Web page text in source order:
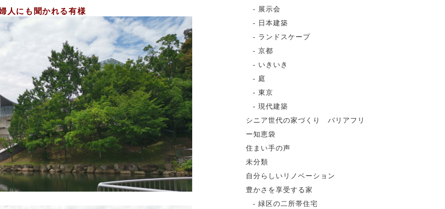
人にも聞かれる有様
展示会
日本建築
ランドスケープ
京都
いきいき
庭
東京
現代建築
シニア世代の家づくり バリアフリ
ー知恵袋
住まい手の声
未分類
自分らしいリノベーション
豊かさを享受する家
緑区の二所帯住宅